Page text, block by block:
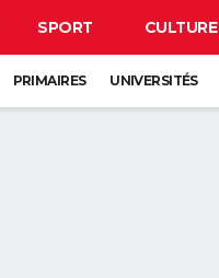
SPORT CULTURE
PRIMAIRES UNIVERSITÉS